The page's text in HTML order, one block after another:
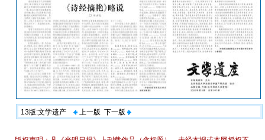
13版:文学遗产 上一版 下一版